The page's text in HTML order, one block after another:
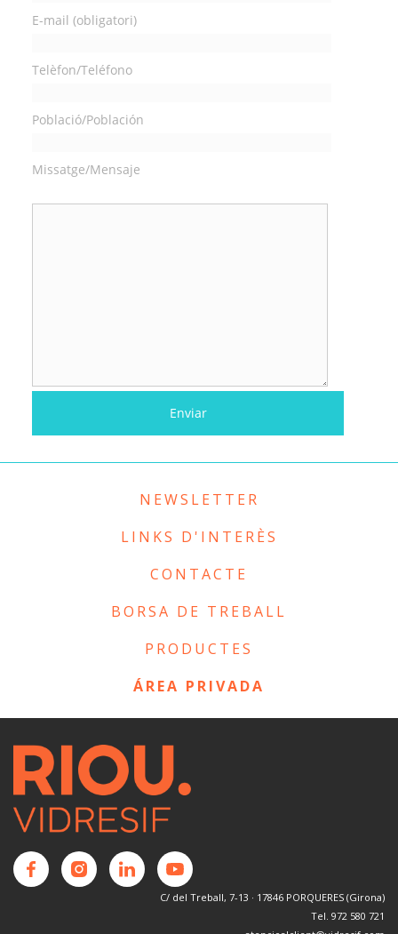
E-mail (obligatori)
Telèfon/Teléfono
Població/Población
Missatge/Mensaje
NEWSLETTER
LINKS D'INTERÈS
CONTACTE
BORSA DE TREBALL
PRODUCTES
ÁREA PRIVADA
C/ del Treball, 7-13 · 17846 PORQUERES (Girona)
Tel. 972 580 721